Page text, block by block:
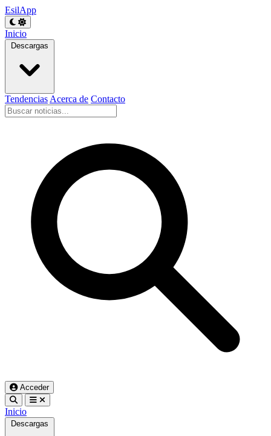
EsilApp
Inicio
Descargas
Tendencias Acerca de Contacto
Acceder
Inicio
Descargas